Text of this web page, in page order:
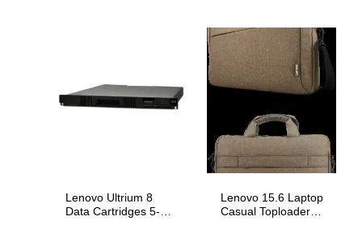
Lenovo Ultrium 8
Data Cartridges 5-
Lenovo 15.6 Laptop
Casual Toploader